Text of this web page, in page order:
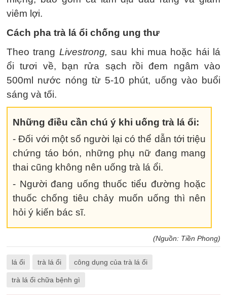
viêm lợi.
Cách pha trà lá ổi chống ung thư
Theo trang Livestrong, sau khi mua hoặc hái lá
ổi tươi về, bạn rửa sạch rồi đem ngâm vào
500ml nước nóng từ 5-10 phút, uống vào buổi
sáng và tối.
Những điều cần chú ý khi uống trà lá ổi:
- Đối với một số người lại có thể dẫn tới triệu
chứng táo bón, những phụ nữ đang mang
thai cũng không nên uống trà lá ổi.
- Người đang uống thuốc tiểu đường hoặc
thuốc chống tiêu chảy muốn uống thì nên
hỏi ý kiến bác sĩ.
(Nguồn: Tiền Phong)
lá ổi trà lá ổi công dụng của trà lá ổi
trà lá ổi chữa bệnh gì